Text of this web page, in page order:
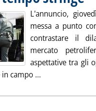
L'annuncio,
messa a punto
contrastare il
mercato
aspettative tra gli
campo ...